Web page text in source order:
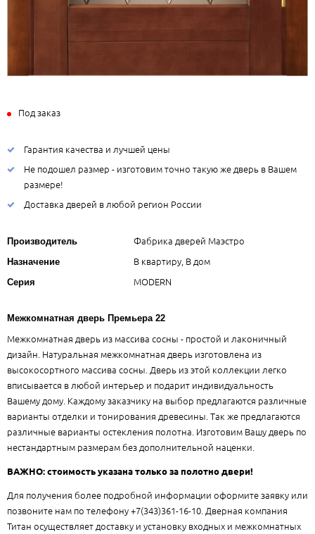
Под заказ
Гарантия качества и лучшей цены
Не подошел размер - изготовим точно такую же дверь в Вашем
размере!
Доставка дверей в любой регион России
Производитель Фабрика дверей Маэстро
Назначение В квартиру, В дом
Серия MODERN
Межкомнатная дверь Премьера 22
Межкомнатная дверь из массива сосны - простой и лаконичный
дизайн. Натуральная межкомнатная дверь изготовлена из
высокосортного массива сосны. Дверь из этой коллекции легко
вписывается в любой интерьер и подарит индивидуальность
Вашему дому. Каждому заказчику на выбор предлагаются различные
варианты отделки и тонирования древесины. Так же предлагаются
различные варианты остекления полотна. Изготовим Вашу дверь по
нестандартным размерам без дополнительной наценки.
ВАЖНО: стоимость указана только за полотно двери!
Для получения более подробной информации оформите заявку или
позвоните нам по телефону +7(343)361-16-10. Дверная компания
Титан осуществляет доставку и установку входных и межкомнатных